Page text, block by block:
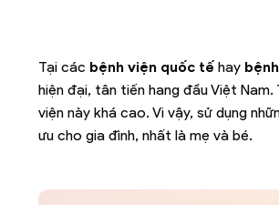
Tại các bệnh viện quốc tế hay
hiện đại, tân tiến hang đầu Việt
viện này khá cao. Vi vậy, sử dụng
ưu cho gia đình, nhất là mẹ và bé.